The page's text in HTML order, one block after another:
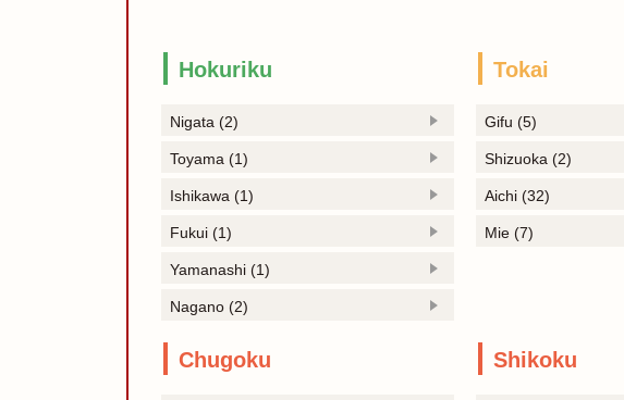
Hokuriku
Nigata (2)
Toyama (1)
Ishikawa (1)
Fukui (1)
Yamanashi (1)
Nagano (2)
Tokai
Gifu (5)
Shizuoka (2)
Aichi (32)
Mie (7)
Chugoku Shikoku